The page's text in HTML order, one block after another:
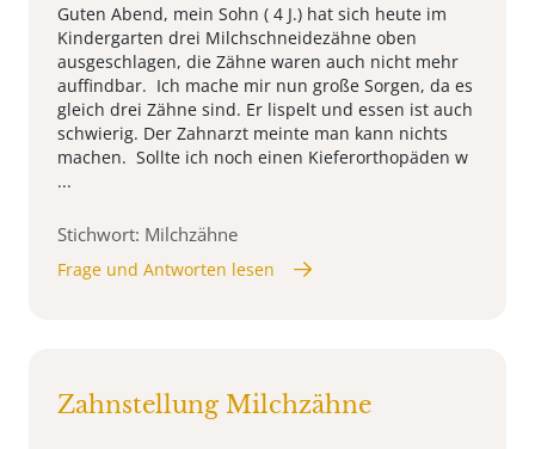
Guten Abend, mein Sohn ( 4 J.) hat sich heute im
Kindergarten drei Milchschneidezähne oben
ausgeschlagen, die Zähne waren auch nicht mehr
auffindbar. Ich mache mir nun große Sorgen, da es
gleich drei Zähne sind. Er lispelt und essen ist auch
schwierig. Der Zahnarzt meinte man kann nichts
machen. Sollte ich noch einen Kieferorthopäden w
...
Stichwort: Milchzähne
Frage und Antworten lesen
Zahnstellung Milchzähne